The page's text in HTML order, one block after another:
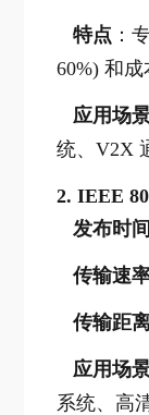
特点 ：
60%) 和
应用场
统、V2X
2.IEEE
发布时间
传输速
传输距
应用场
系统、高